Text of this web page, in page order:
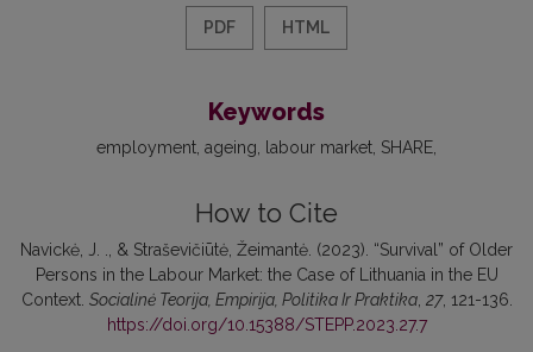
PDF HTML
Keywords
employment ageing labour market SHARE
How to Cite
Navickė, J. ., & Straševičiūtė, Žeimantė. (2023). “Survival” of Older
Persons in the Labour Market: the Case of Lithuania in the EU
Context. Socialinė Teorija, Empirija, Politika Ir Praktika, 27, 121-136.
https://doi.org/10.15388/STEPP.2023.27.7